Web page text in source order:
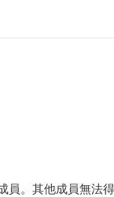
員。其他成員無法